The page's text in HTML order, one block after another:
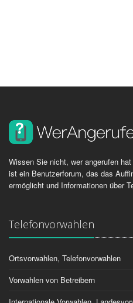
Wissen Sie nicht, wer angerufen
ist ein Benutzerforum, das das
ermöglicht und Informationen über
Telefonvorwahlen
Ortsvorwahlen, Telefonvorwahlen
Vorwahlen von Betreibern